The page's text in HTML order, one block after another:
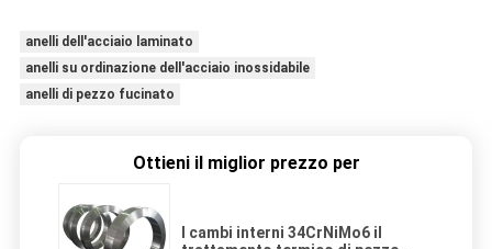
anelli dell'acciaio laminato
anelli su ordinazione dell'acciaio inossidabile
anelli di pezzo fucinato
Ottieni il miglior prezzo per
I cambi interni 34CrNiMo6 il